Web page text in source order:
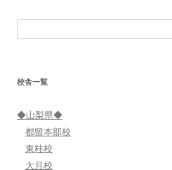
シ
ョ
ン
校舎一覧
◆山梨県◆
都留本部校
東桂校
大月校